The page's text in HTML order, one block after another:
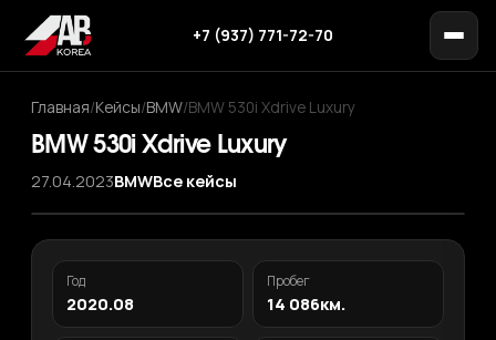
+7 (937) 771-72-70
Главная/Кейсы/BMW/BMW 530i Xdrive Luxury
BMW 530i Xdrive Luxury
27.04.2023BMWВсе кейсы
Год
2020.08
Пробег
14 086км.